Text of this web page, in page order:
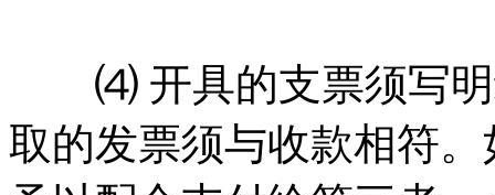
⑷ 开具的支票须写明
取的发票须与收款相符